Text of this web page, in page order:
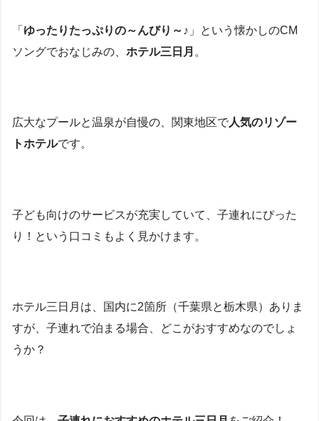
「 ゆったりたっぷりの～んびり～♪ 」という懐かしのCM
ソングでおなじみの、 ホテル三日月 。
広大なプールと温泉が自慢の、関東地区で人気のリゾー
トホテルです。
子ども向けのサービスが充実していて、子連れにぴった
り！という口コミもよく見かけます。
ホテル三日月は、国内に2箇所（千葉県と栃木県）ありま
すが、子連れで泊まる場合、どこがおすすめなのでしょ
うか？